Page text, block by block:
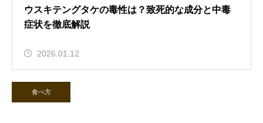
ウスキテングタケの毒性は？致死的な成分と中毒
症状を徹底解説
2026.01.12
食べ方